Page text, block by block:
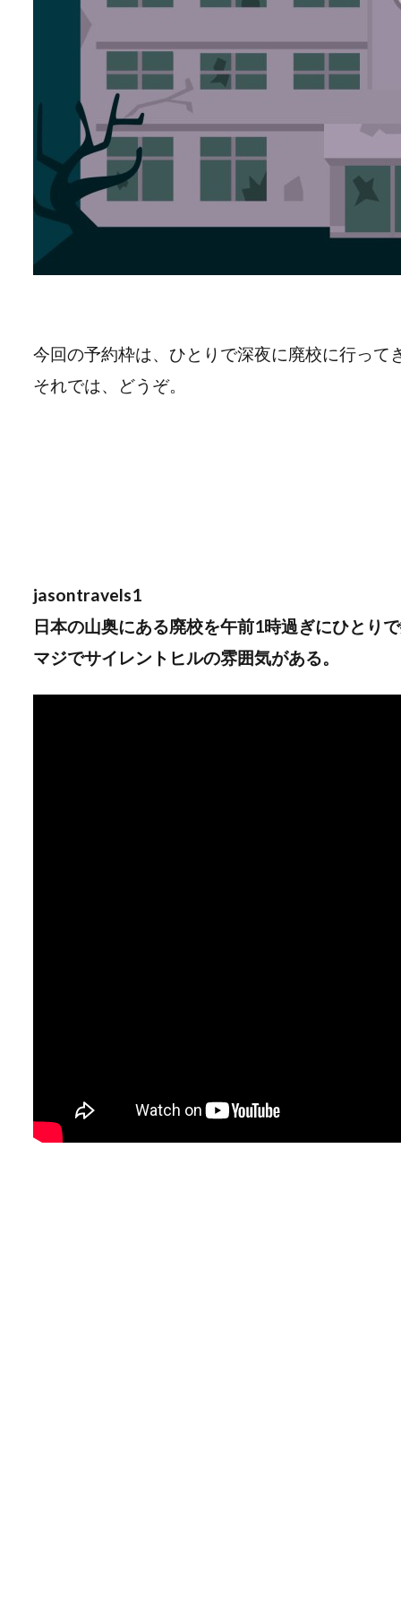
今回の予約枠は、ひとりで深夜に廃校に行って
それでは、どうぞ。
jasontravels1
日本の山奥にある廃校を午前1時過ぎにひとり
マジでサイレントヒルの雰囲気がある。